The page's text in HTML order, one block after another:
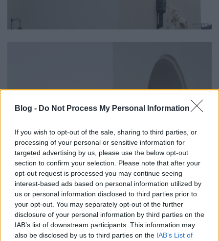
Blog - Do Not Process My Personal Information
If you wish to opt-out of the sale, sharing to third parties, or
processing of your personal or sensitive information for
targeted advertising by us, please use the below opt-out
section to confirm your selection. Please note that after your
opt-out request is processed you may continue seeing
interest-based ads based on personal information utilized by
us or personal information disclosed to third parties prior to
your opt-out. You may separately opt-out of the further
disclosure of your personal information by third parties on the
IAB’s list of downstream participants. This information may
also be disclosed by us to third parties on the IAB’s List of